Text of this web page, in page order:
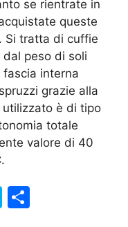
se rientrate in
queste
Si tratta di cuffie
peso di soli
interna
grazie alla
utilizzato è di tipo
totale
valore di 40
S